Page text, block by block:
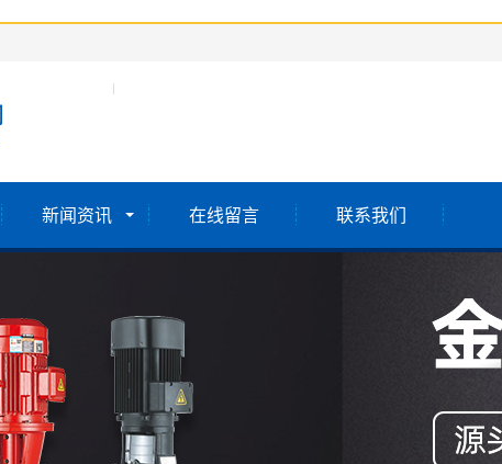
新闻资讯 在线留言 联系我们